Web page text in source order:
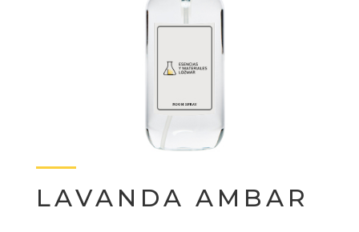
LAVANDA AMBAR